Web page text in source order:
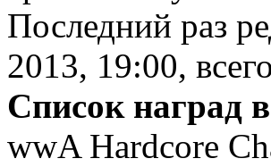
Последний раз
2013, 19:00,
Список наград в
wwA Hardcore